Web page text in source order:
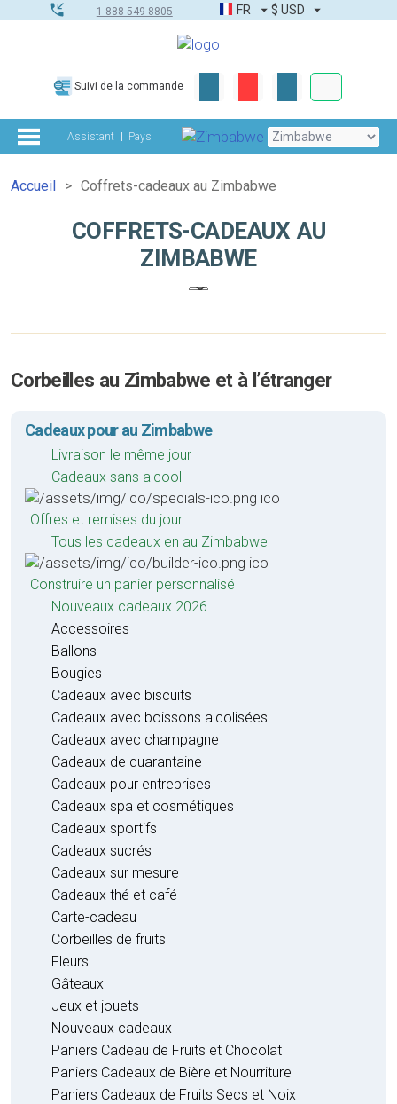
1-888-549-8805 FR $ USD
Suivi de la commande
Assistant Pays
Accueil Coffrets-cadeaux au Zimbabwe
COFFRETS-CADEAUX AU
ZIMBABWE
Corbeilles au Zimbabwe et à l’étranger
Cadeaux pour au Zimbabwe
Livraison le même jour
Cadeaux sans alcool
Offres et remises du jour
Tous les cadeaux en au Zimbabwe
Construire un panier personnalisé
Nouveaux cadeaux 2026
Accessoires
Ballons
Bougies
Cadeaux avec biscuits
Cadeaux avec boissons alcolisées
Cadeaux avec champagne
Cadeaux de quarantaine
Cadeaux pour entreprises
Cadeaux spa et cosmétiques
Cadeaux sportifs
Cadeaux sucrés
Cadeaux sur mesure
Cadeaux thé et café
Carte-cadeau
Corbeilles de fruits
Fleurs
Gâteaux
Jeux et jouets
Nouveaux cadeaux
Paniers Cadeau de Fruits et Chocolat
Paniers Cadeaux de Bière et Nourriture
Paniers Cadeaux de Fruits Secs et Noix